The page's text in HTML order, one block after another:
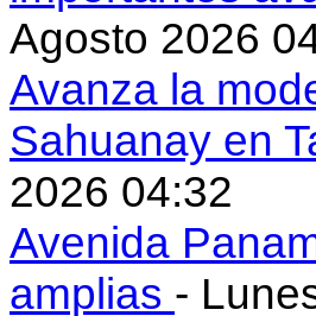
Agosto 2026
Avanza la
Sahuanay en
2026 04:32
Avenida
amplias -